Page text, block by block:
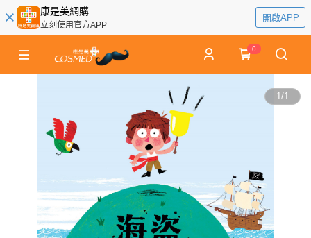
康是美網購
立刻使用官方APP
開啟APP
0
1/1